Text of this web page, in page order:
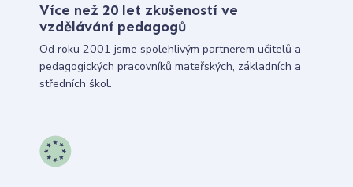
Více než 20 let zkušeností ve
vzdělávání pedagogů
Od roku 2001 jsme spolehlivým partnerem učitelů a
pedagogických pracovníků mateřských, základních a
středních škol.